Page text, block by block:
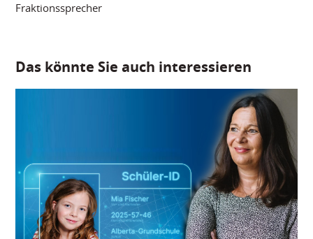
Fraktionssprecher
Das könnte Sie auch interessieren